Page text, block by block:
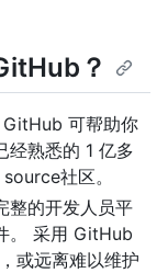
？
可帮助你
经熟悉的 1 亿多
社区。
整的开发人员平
。 采用 GitHub
或远离难以维护